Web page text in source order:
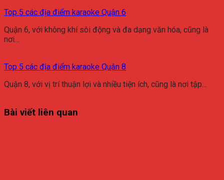
Top 5 các địa điểm karaoke Quận 6
Quận 6, với không khí sôi động và đa dạng văn hóa, cũng là
nơi…
Top 5 các địa điểm karaoke Quận 8
Quận 8, với vị trí thuận lợi và nhiều tiện ích, cũng là nơi tập…
Bài viết liên quan